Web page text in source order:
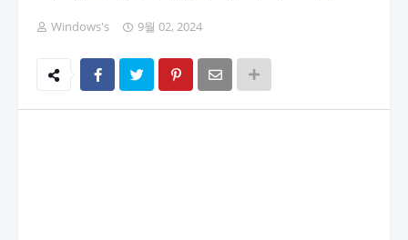
Windows's 9월 02, 2024